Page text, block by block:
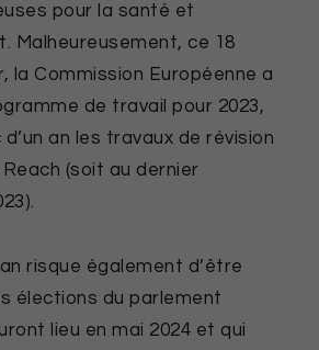
pour la santé et
Malheureusement, ce 18
la Commission Européenne a
de travail pour 2023,
an les travaux de révision
(soit au dernier
risque également d’être
élections du parlement
lieu en mai 2024 et qui